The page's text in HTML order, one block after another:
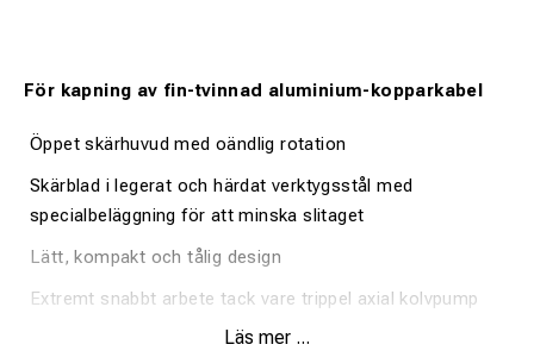
För kapning av fin-tvinnad aluminium-kopparkabel
Öppet skärhuvud med oändlig rotation
Skärblad i legerat och härdat verktygsstål med
specialbeläggning för att minska slitaget
Lätt, kompakt och tålig design
Extremt snabbt arbete tack vare trippel axial kolvpump
Elektronisk styrning och övervakning av skärprocessen
Läs mer ...